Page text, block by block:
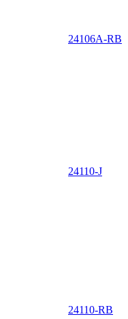
24106A-RB
24110-J
24110-RB